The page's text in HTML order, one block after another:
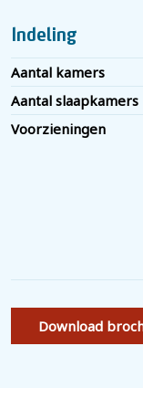
De centrale entree
die uitkomt in de
fraaie,
de woning.
De living is royaal
zitgedeeltes, met
Dankzij de grote
woning ontstaat
ruimtelijk gevoel.
mooie verbinding
Indeling
Aantal kamers
Aantal slaapkamers
Voorzieningen
Download